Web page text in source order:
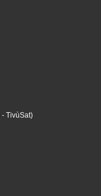
- TivùSat)